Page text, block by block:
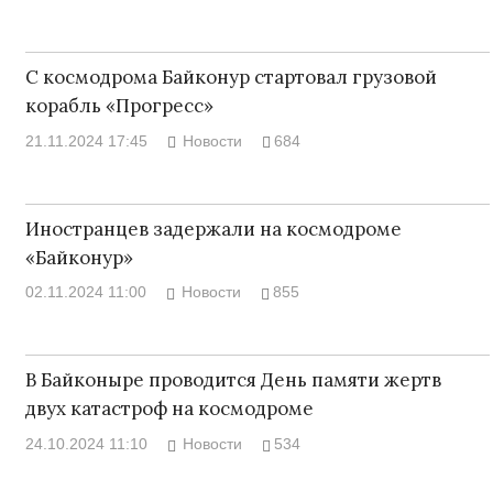
С космодрома Байконур стартовал грузовой
корабль «Прогресс»
21.11.2024 17:45 Новости 684
Иностранцев задержали на космодроме
«Байконур»
02.11.2024 11:00 Новости 855
В Байконыре проводится День памяти жертв
двух катастроф на космодроме
24.10.2024 11:10 Новости 534